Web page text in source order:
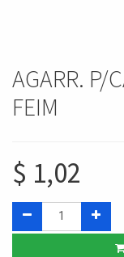
AGARR. P/
FEIM
$ 1,02